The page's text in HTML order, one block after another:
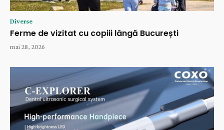
Diverse
Ferme de vizitat cu copiii lângă București
mai 28, 2026